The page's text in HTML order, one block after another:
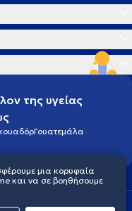
της υγείας
Γουατεμάλα
προσωπικού απορρήτου
μια κορυφαία
και να σε βοηθήσουμε